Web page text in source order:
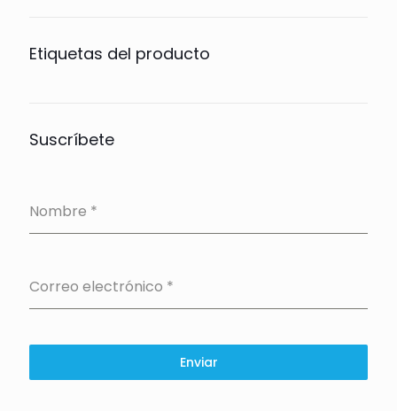
Etiquetas del producto
Suscríbete
Nombre *
Correo electrónico *
Enviar